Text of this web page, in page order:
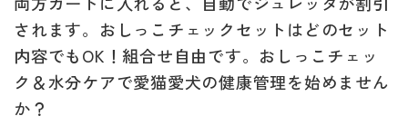
されます。おしっこチェックセットはどのセット
内容でもOK！組合せ自由です。 おしっこチェッ
ク＆水分ケアで愛猫愛犬の健康管理を始めません
か？